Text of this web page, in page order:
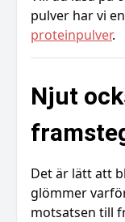
pulver har vi en
proteinpulver.
Njut
Det är lätt att
glömmer
motsatsen till